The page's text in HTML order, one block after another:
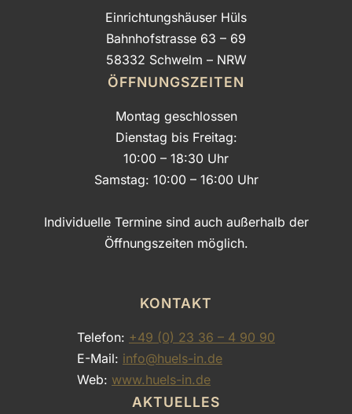
Einrichtungshäuser Hüls
Bahnhofstrasse 63 – 69
58332 Schwelm – NRW
ÖFFNUNGSZEITEN
Montag geschlossen
Dienstag bis Freitag:
10:00 – 18:30 Uhr
Samstag: 10:00 – 16:00 Uhr
Individuelle Termine sind auch außerhalb der
Öffnungszeiten möglich.
KONTAKT
Telefon: +49 (0) 23 36 – 4 90 90
E-Mail: info@huels-in.de
Web: www.huels-in.de
AKTUELLES